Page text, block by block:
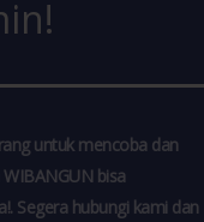
untuk mencoba dan
bisa
Segera hubungi kami dan